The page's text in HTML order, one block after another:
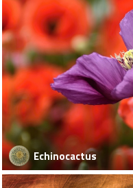
Echinocactus